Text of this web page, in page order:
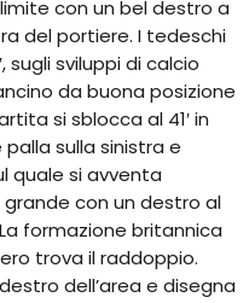
con un bel destro a
del portiere. I tedeschi
sviluppi di calcio
da buona posizione
si sblocca al 41′ in
palla sulla sinistra e
quale si avventa
con un destro al
formazione britannica
trova il raddoppio.
dell’area e disegna